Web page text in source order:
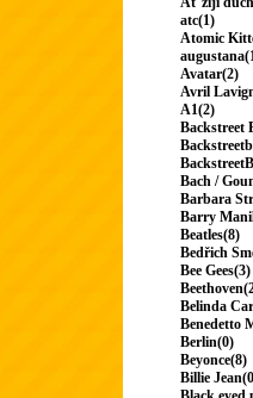
atc(1)
Atomic
Avatar(2)
Avril
A1(2)
Backstreet
Bach /
Barbara
Barry
Beatles(8)
Bedřich
Bee Gees(3)
Belinda
Benedetto
Berlin(0)
Beyonce(8)
Billie